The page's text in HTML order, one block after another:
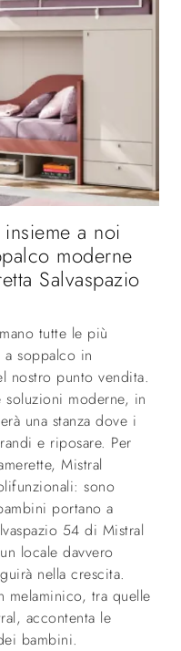
a noi
moderne
Salvaspazio
tutte le più
soppalco in
nostro punto vendita.
soluzioni moderne, in
una stanza dove i
e riposare. Per
Mistral
sono
portano a
54 di Mistral
locale davvero
nella crescita.
melaminico, tra quelle
accontenta le
bambini.